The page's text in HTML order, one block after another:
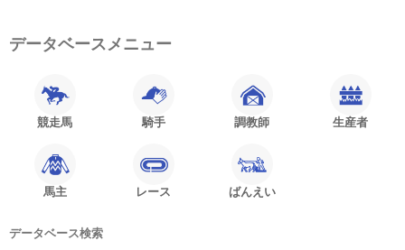
データベースメニュー
競走馬 騎手 調教師 生産者
馬主 レース ばんえい
データベース検索